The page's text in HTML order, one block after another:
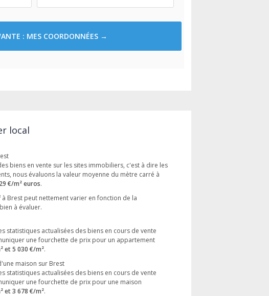
: MES COORDONNÉES →
local
biens en vente sur les sites immobiliers, c'est à dire les
nous évaluons la valeur moyenne du mètre carré à
€/m² euros.
à Brest peut nettement varier en fonction de la
à évaluer.
statistiques actualisées des biens en cours de vente
une fourchette de prix pour un appartement
et 5 030 €/m².
maison sur Brest
statistiques actualisées des biens en cours de vente
une fourchette de prix pour une maison
et 3 678 €/m².